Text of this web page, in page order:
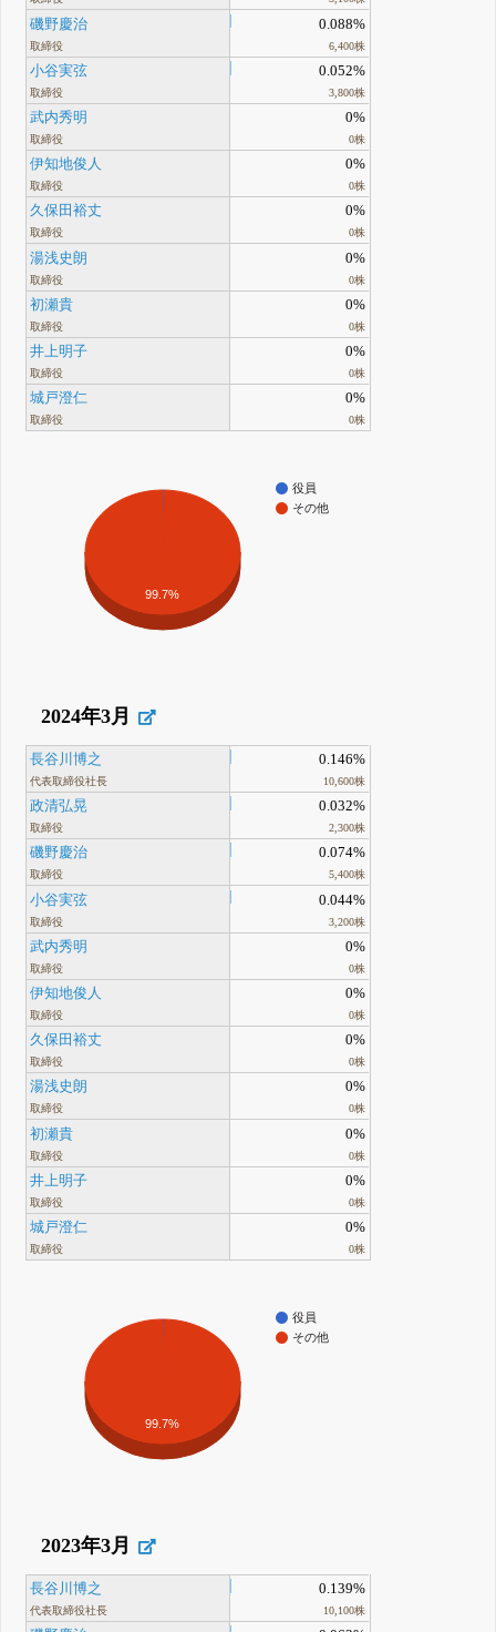
磯野慶治
取締役
0.088%
6,400株
小谷実弦
取締役
0.052%
3,800株
武内秀明
取締役
0%
0株
伊知地俊人
取締役
0%
0株
久保田裕丈
取締役
0%
0株
湯浅史朗
取締役
0%
0株
初瀬貴
取締役
0%
0株
井上明子
取締役
0%
0株
城戸澄仁
取締役
0%
0株
役員
その他
99.7%
2024年3月
長谷川博之
代表取締役社長
0.146%
10,600株
政清弘晃
取締役
0.032%
2,300株
磯野慶治
取締役
0.074%
5,400株
小谷実弦
取締役
0.044%
3,200株
武内秀明
取締役
0%
0株
伊知地俊人
取締役
0%
0株
久保田裕丈
取締役
0%
0株
湯浅史朗
取締役
0%
0株
初瀬貴
取締役
0%
0株
井上明子
取締役
0%
0株
城戸澄仁
取締役
0%
0株
役員
その他
99.7%
2023年3月
長谷川博之
代表取締役社長
0.139%
10,100株